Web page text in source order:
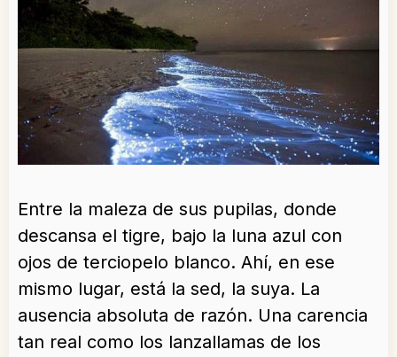
Entre la maleza de sus pupilas, donde
descansa el tigre, bajo la luna azul con
ojos de terciopelo blanco. Ahí, en ese
mismo lugar, está la sed, la suya. La
ausencia absoluta de razón. Una carencia
tan real como los lanzallamas de los